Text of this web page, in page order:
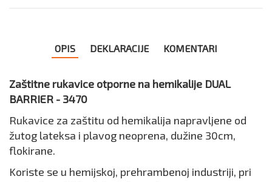
OPIS DEKLARACIJE KOMENTARI
Zaštitne rukavice otporne na hemikalije DUAL
BARRIER - 3470
Rukavice za zaštitu od hemikalija napravljene od
žutog lateksa i plavog neoprena, dužine 30cm,
flokirane.
Koriste se u hemijskoj, prehrambenoj industriji, pri